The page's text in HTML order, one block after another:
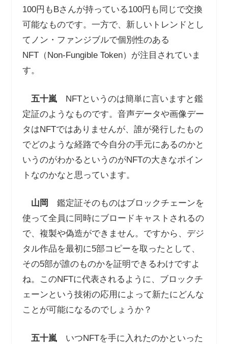
100円もBさんが持っている100円も同じで交換
可能なものです。一方で、新しいトレンドとし
てノン・ファンジブルで個別性のある
NFT（Non-Fungible Token）が注目されていま
す。
五十嵐NFTというのは簡単に言いますと鑑
定証のようなものです。音声データや画像デー
タはNFTではありませんが、誰が発行したもの
でどのような経路で今自分の手元にあるのかと
いうのがわかるというのがNFTの大きなポイン
トなのかなと思っています。
山岡
鑑定証そのものはブロックチェーンを
使って全員に同時にブロードキャストされるの
で、複製や偽造ができません。ですから、デジ
タル作品を最初に5部コピーを取ったとして、
その5部が誰のものかを証明できるわけですよ
ね。このNFTに代表されるように、ブロックチ
ェーンという技術の応用によって新たにどんな
ことが可能になるのでしょうか？
五十嵐いつNFTを手に入れたのかといった